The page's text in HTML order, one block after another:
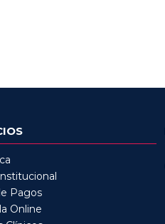
Pagos
Online